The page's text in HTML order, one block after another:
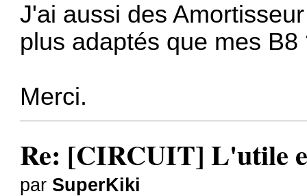
J'ai aussi des
plus adaptés que mes B8
Merci.
Re: [CIRCUIT] L'utile
par SuperKiki